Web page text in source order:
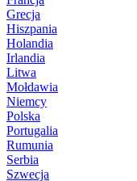
Grecja
Hiszpania
Holandia
Irlandia
Litwa
Mołdawia
Niemcy
Polska
Portugalia
Rumunia
Serbia
Szwecja